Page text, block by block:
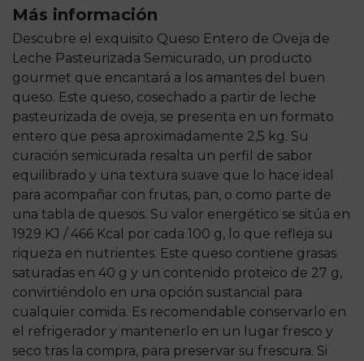
Más información
Descubre el exquisito Queso Entero de Oveja de
Leche Pasteurizada Semicurado, un producto
gourmet que encantará a los amantes del buen
queso. Este queso, cosechado a partir de leche
pasteurizada de oveja, se presenta en un formato
entero que pesa aproximadamente 2,5 kg. Su
curación semicurada resalta un perfil de sabor
equilibrado y una textura suave que lo hace ideal
para acompañar con frutas, pan, o como parte de
una tabla de quesos. Su valor energético se sitúa en
1929 KJ / 466 Kcal por cada 100 g, lo que refleja su
riqueza en nutrientes. Este queso contiene grasas
saturadas en 40 g y un contenido proteico de 27 g,
convirtiéndolo en una opción sustancial para
cualquier comida. Es recomendable conservarlo en
el refrigerador y mantenerlo en un lugar fresco y
seco tras la compra, para preservar su frescura. Si